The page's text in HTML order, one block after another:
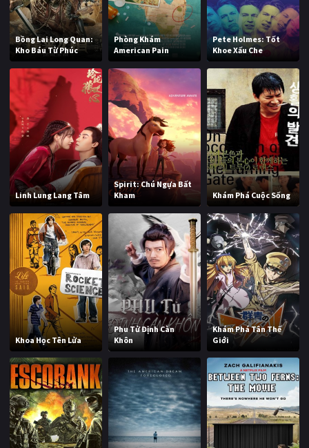
Bồng Lai Long Quan:
Kho Báu Từ Phúc
Phòng Khám
American Pain
Pete Holmes: Tốt
Khoe Xấu Che
Linh Lung Lang Tâm
Spirit: Chú Ngựa Bất
Kham
Khám Phá Cuộc Sống
Khoa Học Tên Lửa
Phu Tử Định Càn
Khôn
Khám Phá Tân Thế
Giới